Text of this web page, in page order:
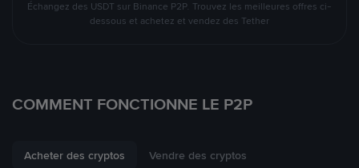
Échangez des USDT sur Binance P2P. Trouvez les meilleures offres ci-
dessous et achetez et vendez des Tether
COMMENT FONCTIONNE LE P2P
Acheter des cryptos Vendre des cryptos